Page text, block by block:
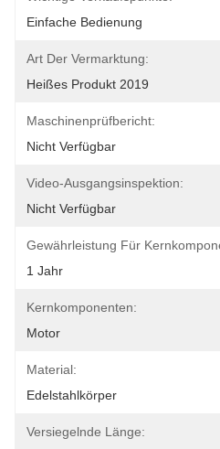
Einfache Bedienung
Art Der Vermarktung:
Heißes Produkt 2019
Maschinenprüfbericht:
Nicht Verfügbar
Video-Ausgangsinspektion:
Nicht Verfügbar
Gewährleistung Für
1 Jahr
Kernkomponenten:
Motor
Material:
Edelstahlkörper
Versiegelnde Länge: